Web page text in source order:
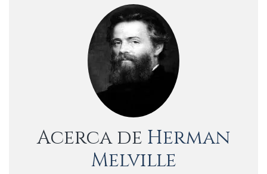
Acerca de Herman
Melville